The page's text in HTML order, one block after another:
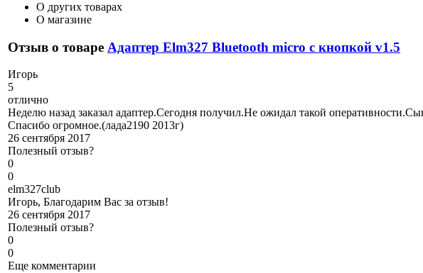
О других товарах
О магазине
Отзыв о товаре Адаптер Elm327 Bluetooth micro с кнопкой v1.5
Игорь
5
отлично
Неделю назад заказал адаптер.Сегодня получил.Не ожидал такой
Спасибо огромное.(лада2190 2013г)
26 сентября 2017
Полезный отзыв?
0
0
elm327club
Игорь, Благодарим Вас за отзыв!
26 сентября 2017
Полезный отзыв?
0
0
Еще комментарии